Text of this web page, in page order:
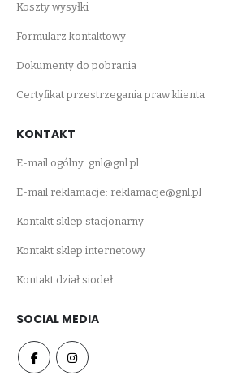
Koszty wysyłki
Formularz kontaktowy
Dokumenty do pobrania
Certyfikat przestrzegania praw klienta
KONTAKT
E-mail ogólny: gnl@gnl.pl
E-mail reklamacje: reklamacje@gnl.pl
Kontakt sklep stacjonarny
Kontakt sklep internetowy
Kontakt dział siodeł
SOCIAL MEDIA